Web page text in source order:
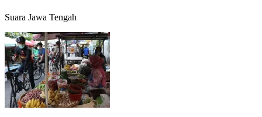
Suara Jawa Tengah